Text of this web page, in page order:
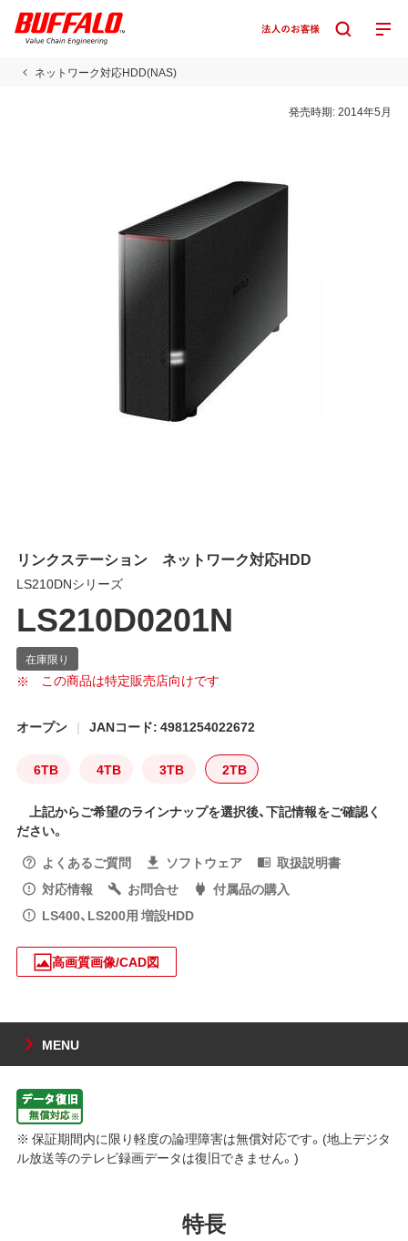
ネットワーク対応HDD(NAS)
発売時期:2014年5月
リンクステーション ネットワーク対応HDD
LS210DNシリーズ
LS210D0201N
この商品は特定販売店向けです
オープン JANコード: 4981254022672
6TB 4TB 3TB 2TB
上記からご希望のラインナップを選択後、下記情報をご確認く
ださい。
よくあるご質問
ソフトウェア
取扱説明書
対応情報
お問合せ
付属品の購入
LS400、LS200用 増設HDD
高画質画像/CAD図
MENU
※ 保証期間内に限り軽度の論理障害は無償対応です。(地上デジタ
ル放送等のテレビ録画データは復旧できません。)
特長